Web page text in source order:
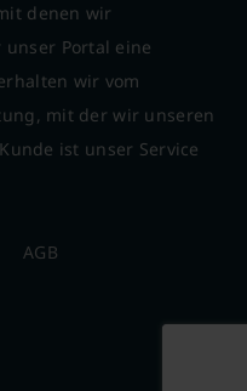
denen wir
Portal eine
wir vom
mit der wir unseren
ist unser Service
AGB